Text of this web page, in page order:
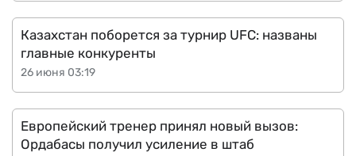
26 июня 03:19
Казахстан поборется за турнир UFC: названы
главные конкуренты
Европейский тренер принял новый вызов:
Ордабасы получил усиление в штаб